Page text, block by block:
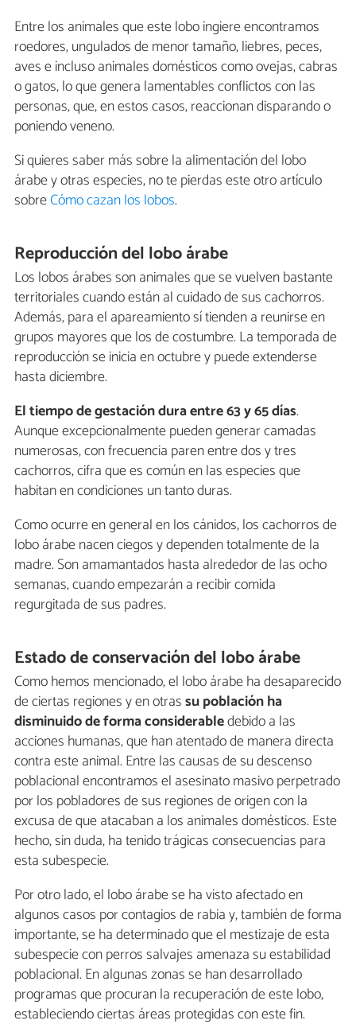
Entre los animales que este lobo ingiere encontramos
roedores, ungulados de menor tamaño, liebres, peces,
aves e incluso animales domésticos como ovejas, cabras
o gatos, lo que genera lamentables conflictos con las
personas, que, en estos casos, reaccionan disparando o
poniendo veneno.
Si quieres saber más sobre la alimentación del lobo
árabe y otras especies, no te pierdas este otro artículo
sobreCómo cazan los lobos.
Reproducción del lobo árabe
Los lobos árabes son animales que se vuelven bastante
territoriales cuando están al cuidado de sus cachorros.
Además, para el apareamiento sí tienden a reunirse en
grupos mayores que los de costumbre. La temporada de
reproducción se inicia en octubre y puede extenderse
hasta diciembre.
El tiempo de gestación dura entre 63 y 65 días.
Aunque excepcionalmente pueden generar camadas
numerosas, con frecuencia paren entre dos y tres
cachorros, cifra que es común en las especies que
habitan en condiciones un tanto duras.
Como ocurre en general en los cánidos, los cachorros de
lobo árabe nacen ciegos y dependen totalmente de la
madre. Son amamantados hasta alrededor de las ocho
semanas, cuando empezarán a recibir comida
regurgitada de sus padres.
Estado de conservación del lobo árabe
Como hemos mencionado, el lobo árabe ha desaparecido
de ciertas regiones y en otrassu población ha
disminuido de forma considerabledebido a las
acciones humanas, que han atentado de manera directa
contra este animal. Entre las causas de su descenso
poblacional encontramos el asesinato masivo perpetrado
por los pobladores de sus regiones de origen con la
excusa de que atacaban a los animales domésticos. Este
hecho, sin duda, ha tenido trágicas consecuencias para
esta subespecie.
Por otro lado, el lobo árabe se ha visto afectado en
algunos casos por contagios de rabia y, también de forma
importante, se ha determinado que el mestizaje de esta
subespecie con perros salvajes amenaza su estabilidad
poblacional. En algunas zonas se han desarrollado
programas que procuran la recuperación de este lobo,
estableciendo ciertas áreas protegidas con este fin.